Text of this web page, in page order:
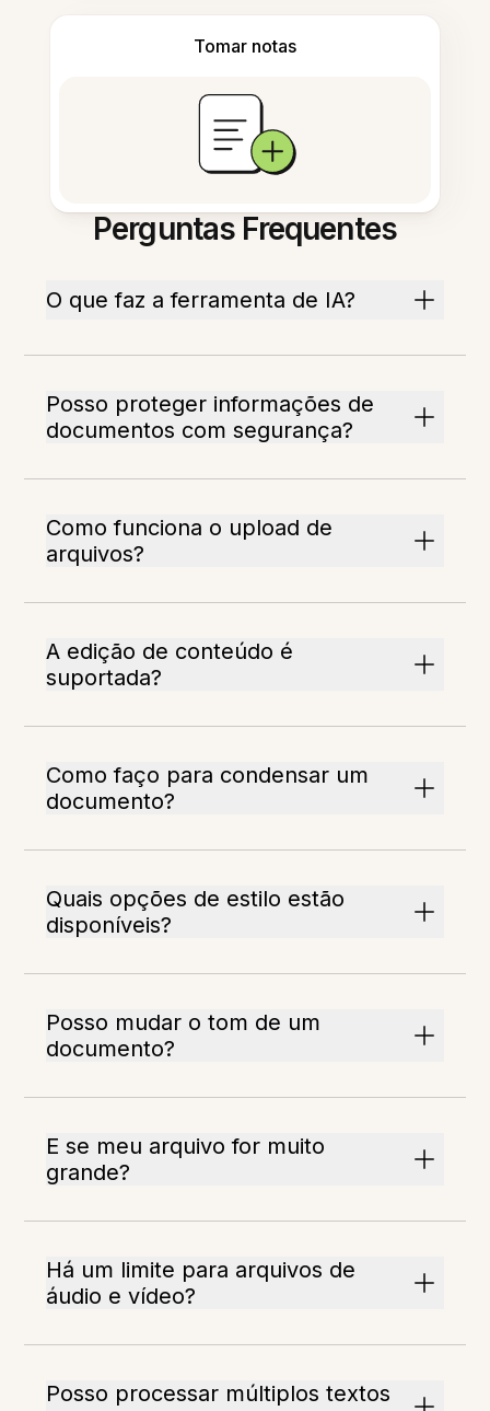
Tomar notas
Perguntas Frequentes
O que faz a ferramenta de IA?
Posso proteger informações de
documentos com segurança?
Como funciona o upload de
arquivos?
A edição de conteúdo é
suportada?
Como faço para condensar um
documento?
Quais opções de estilo estão
disponíveis?
Posso mudar o tom de um
documento?
E se meu arquivo for muito
grande?
Há um limite para arquivos de
áudio e vídeo?
Posso processar múltiplos textos